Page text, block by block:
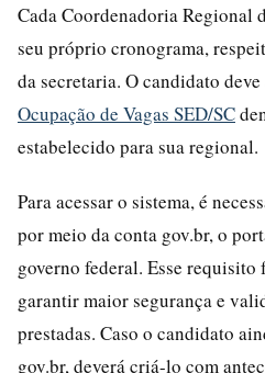
Cada Coordenadoria Regional
seu próprio cronograma,
da secretaria. O candidato
Ocupação de Vagas SED/SC
estabelecido para sua regional.
Para acessar o sistema, é
por meio da conta gov.br, o
governo federal. Esse
garantir maior segurança e
prestadas. Caso o candidato
gov.br, deverá criá-lo com